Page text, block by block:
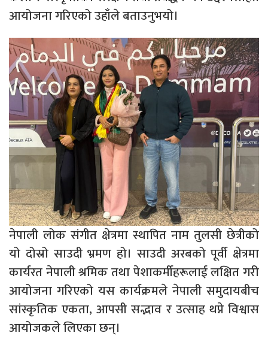
आयोजना गरिएको उहाँले बताउनुभयो।
नेपाली लोक संगीत क्षेत्रमा स्थापित नाम तुलसी छेत्रीको
यो दोस्रो साउदी भ्रमण हो। साउदी अरबको पूर्वी क्षेत्रमा
कार्यरत नेपाली श्रमिक तथा पेशाकर्मीहरूलाई लक्षित गरी
आयोजना गरिएको यस कार्यक्रमले नेपाली समुदायबीच
सांस्कृतिक एकता, आपसी सद्भाव र उत्साह थप्ने विश्वास
आयोजकले लिएका छन्।